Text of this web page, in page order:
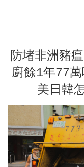
防堵非洲豬
廚餘1年77
美日韓